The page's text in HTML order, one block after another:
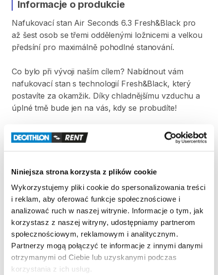
Niniejsza strona korzysta z plików cookie
Wykorzystujemy pliki cookie do spersonalizowania treści
i reklam, aby oferować funkcje społecznościowe i
analizować ruch w naszej witrynie. Informacje o tym, jak
korzystasz z naszej witryny, udostępniamy partnerom
społecznościowym, reklamowym i analitycznym.
Partnerzy mogą połączyć te informacje z innymi danymi
otrzymanymi od Ciebie lub uzyskanymi podczas
korzystania z ich usług.
Informacje o produkcie
Nafukovací stan Air Seconds 6.3 Fresh&Black pro
až šest osob se třemi oddělenými ložnicemi a velkou
předsíní pro maximálně pohodlné stanování.
Co bylo při vývoji naším cílem? Nabídnout vám
nafukovací stan s technologií Fresh&Black​​,​ který
postavíte za okamžik. Díky chladnějšímu vzduchu a
úplné tmě bude jen na vás​​,​ kdy se probudíte!
V ceně výpůjčky stanu
pumpa.
Pumpa není součástí
Strona produktu w sklepie
Zasady wypożyczenia
REGULAMIN
Regulamin wypożyczalni